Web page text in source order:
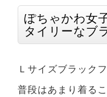
ぽちゃかわ女
タイリーなブ
Ｌサイズブラック
普段はあまり着る